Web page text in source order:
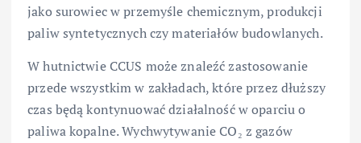
jako surowiec w przemyśle chemicznym, produkcji
paliw syntetycznych czy materiałów budowlanych.
W hutnictwie CCUS może znaleźć zastosowanie
przede wszystkim w zakładach, które przez dłuższy
czas będą kontynuować działalność w oparciu o
paliwa kopalne. Wychwytywanie CO₂ z gazów